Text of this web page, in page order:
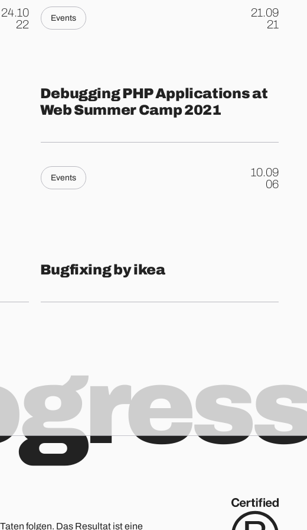
24.10
.22 Events
21.09
.21
Debugging PHP Applications at
Web Summer Camp 2021
Events
10.09
.06
Bugfixing by ikea
folgen. Das Resultat ist eine